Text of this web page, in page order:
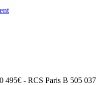
495€ - RCS Paris B 505 037